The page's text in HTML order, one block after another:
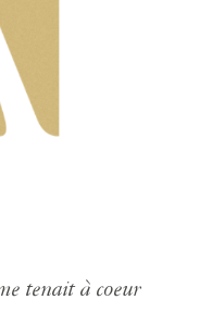
tenait à coeur